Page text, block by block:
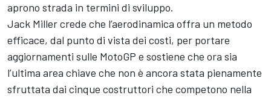
aprono strada in termini di sviluppo.
Jack Millercrede che l’aerodinamica offra un metodo
efficace, dal punto di vista dei costi, per portare
aggiornamenti sulle MotoGP e sostiene che ora sia
l’ultima area chiave che non è ancora stata pienamente
sfruttata dai cinque costruttori che competono nella